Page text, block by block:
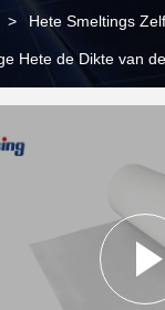
> Hete Smeltings
Hete de Dikte van